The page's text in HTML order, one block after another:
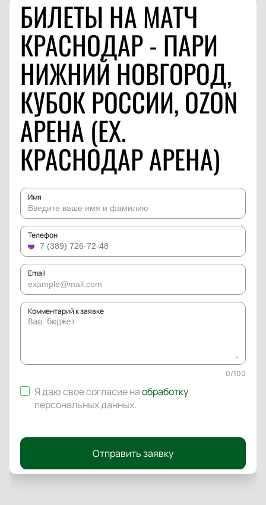
БИЛЕТЫ НА МАТЧ
КРАСНОДАР - ПАРИ
НИЖНИЙ НОВГОРОД,
КУБОК РОССИИ, OZON
АРЕНА (EX.
КРАСНОДАР АРЕНА)
Имя
Телефон
Email
Комментарий к заявке
0/100
Я даю свое согласие наобработку
персональных данных.
Отправить заявку